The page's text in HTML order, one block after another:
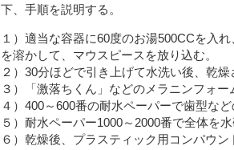
下、手順を説明する。
１）適当な容器に60度のお湯500CCを入
を溶かして、マウスピースを放り込む。
２）30分ほどで引き上げて水洗い後、乾燥
３）「激落ちくん」などのメラニンフォー
４）400～600番の耐水ペーパーで歯型な
５）耐水ペーパー1000～2000番で全体を
６）乾燥後、プラスティック用コンパウン